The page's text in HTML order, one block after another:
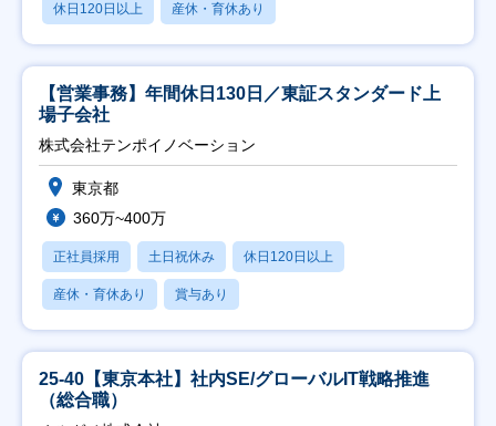
休日120日以上 産休・育休あり
【営業事務】年間休日130日／東証スタンダード上
場子会社
株式会社テンポイノベーション
東京都
360万~400万
正社員採用 土日祝休み 休日120日以上
産休・育休あり 賞与あり
25-40【東京本社】社内SE/グローバルIT戦略推進
（総合職）